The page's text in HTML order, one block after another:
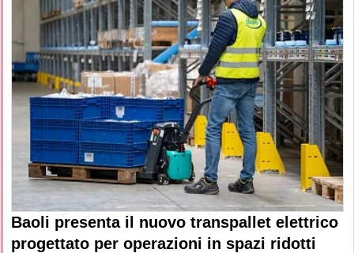
Baoli presenta il nuovo transpallet elettrico
progettato per operazioni in spazi ridotti